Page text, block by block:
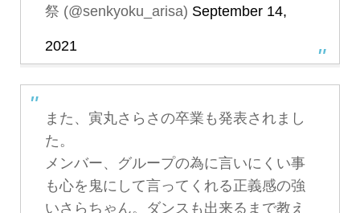
祭 (@senkyoku_arisa) September 14,
2021
また、寅丸さらさの卒業も発表されまし
た。
メンバー、グループの為に言いにくい事
も心を鬼にして言ってくれる正義感の強
いさらちゃん。ダンスも出来るまで教え